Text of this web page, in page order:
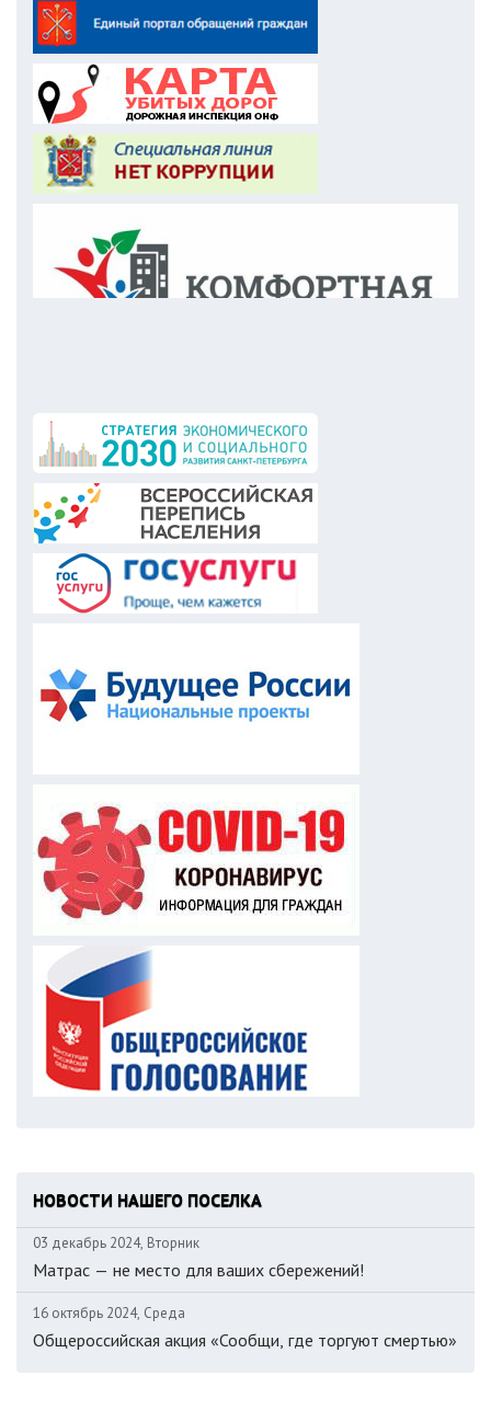
НОВОСТИ НАШЕГО ПОСЕЛКА
03 декабрь 2024, Вторник
Матрас — не место для ваших сбережений!
16 октябрь 2024, Среда
Общероссийская акция «Сообщи, где торгуют смертью»